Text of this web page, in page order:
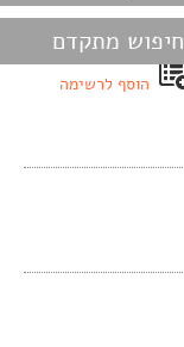
חיפוש מתקדם
הוסף לרשימה